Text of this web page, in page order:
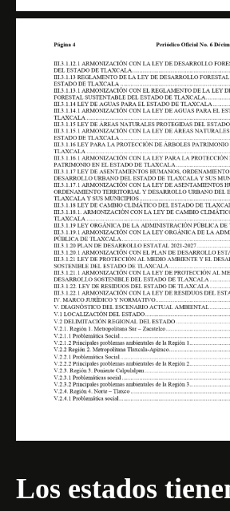
Los estados